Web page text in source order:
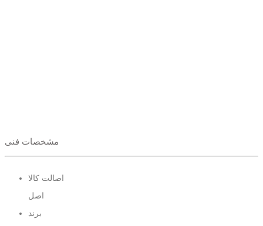
مشخصات فنی
اصالت کالا
اصل
برند